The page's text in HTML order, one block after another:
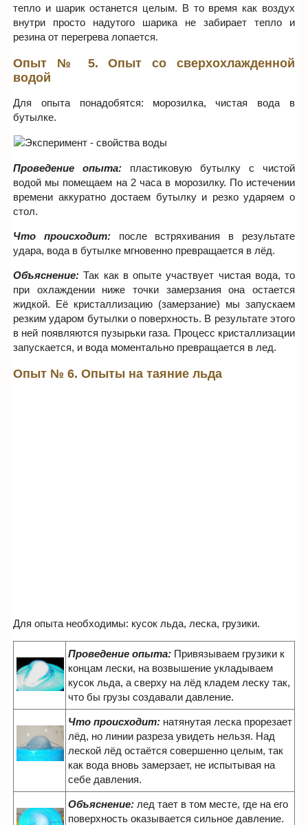
тепло и шарик останется целым. В то время как воздух
внутри просто надутого шарика не забирает тепло и
резина от перегрева лопается.
Опыт № 5. Опыт со сверхохлажденной
водой
Для опыта понадобятся: морозилка, чистая вода в
бутылке.
Проведение опыта: пластиковую бутылку с чистой
водой мы помещаем на 2 часа в морозилку. По истечении
времени аккуратно достаем бутылку и резко ударяем о
стол.
Что происходит:после встряхивания в результате
удара, вода в бутылке мгновенно превращается в лёд.
Объяснение: Так как в опыте участвует чистая вода, то
при охлаждении ниже точки замерзания она остается
жидкой. Её кристаллизацию (замерзание) мы запускаем
резким ударом бутылки о поверхность. В результате этого
в ней появляются пузырьки газа. Процесс кристаллизации
запускается, и вода моментально превращается в лед.
Опыт № 6. Опыты на таяние льда
Для опыта необходимы: кусок льда, леска, грузики.
Проведение опыта: Привязываем грузики к
концам лески, на возвышение укладываем
кусок льда, а сверху на лёд кладем леску так,
что бы грузы создавали давление.
Что происходит: натянутая леска прорезает
лёд, но линии разреза увидеть нельзя. Над
леской лёд остаётся совершенно целым, так
как вода вновь замерзает, не испытывая на
себе давления.
Объяснение: лед тает в том месте, где на его
поверхность оказывается сильное давление.